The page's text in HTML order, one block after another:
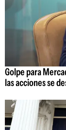
Golpe para
las acciones se